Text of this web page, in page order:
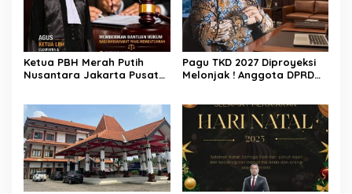
Ketua PBH Merah Putih
Nusantara Jakarta Pusat
Kecamatan Kumpai Raya
Pagu TKD 2027 Diproyeksi
Melonjak ! Anggota DPRD
Selaraskan UU HKPD